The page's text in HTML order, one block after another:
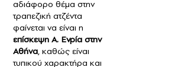
αδιάφορο θέμα στην
τραπεζική ατζέντα
φαίνεται να είναι η
επίσκεψη Α. Ενρία στην
Αθήνα, καθώς είναι
τυπικού χαρακτήρα και